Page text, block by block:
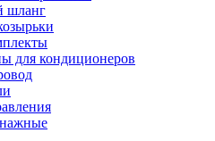
шланг
для кондиционеров